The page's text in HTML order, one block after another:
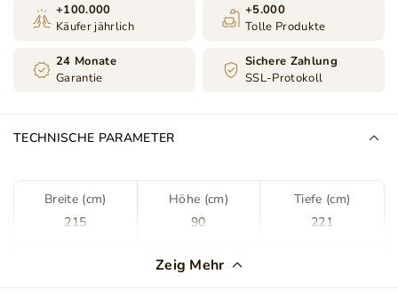
+100.000
Käufer jährlich
+5.000
Tolle Produkte
24 Monate
Garantie
Sichere Zahlung
SSL-Protokoll
TECHNISCHE PARAMETER
Breite (cm)
215
Höhe (cm)
90
Tiefe (cm)
221
Grau
Zeig Mehr